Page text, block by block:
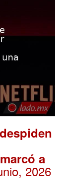
a
2026